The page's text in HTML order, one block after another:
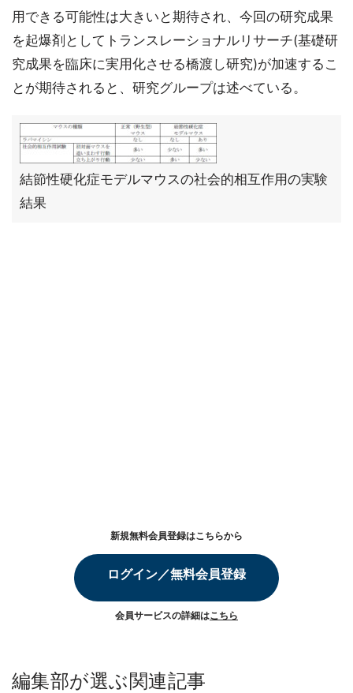
用できる可能性は大きいと期待され、今回の研究成果
を起爆剤としてトランスレーショナルリサーチ(基礎研
究成果を臨床に実用化させる橋渡し研究)が加速するこ
とが期待されると、研究グループは述べている。
結節性硬化症モデルマウスの社会的相互作用の実験
結果
新規無料会員登録はこちらから
ログイン／無料会員登録
会員サービスの詳細はこちら
編集部が選ぶ関連記事